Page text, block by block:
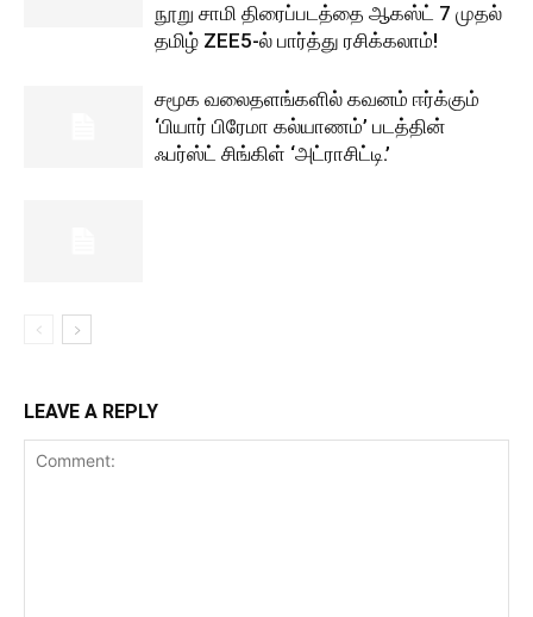
நூறு சாமி திரைப்படத்தை ஆகஸ்ட் 7 முதல்
தமிழ் ZEE5-ல் பார்த்து ரசிக்கலாம்!
சமூக வலைதளங்களில் கவனம் ஈர்க்கும்
‘பியார் பிரேமா கல்யாணம்’ படத்தின்
ஃபர்ஸ்ட் சிங்கிள் ‘அட்ராசிட்டி.’
LEAVE A REPLY